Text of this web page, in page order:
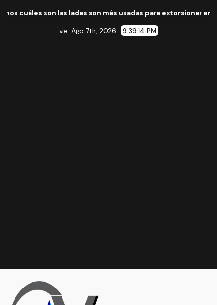
las ladas son más usadas para extorsionar en Michoacán
vie. Ago 7th, 2026 9:39:15 PM